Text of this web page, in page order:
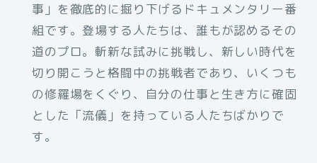
事」を徹底的に掘り下げるドキュメンタリー番
組です。登場する人たちは、誰もが認めるその
道のプロ。斬新な試みに挑戦し、新しい時代を
切り開こうと格闘中の挑戦者であり、いくつも
の修羅場をくぐり、自分の仕事と生き方に確固
とした「流儀」を持っている人たちばかりで
す。